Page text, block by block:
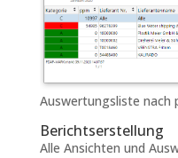
Auswertungsliste nach
Berichtserstellung
Alle Ansichten und